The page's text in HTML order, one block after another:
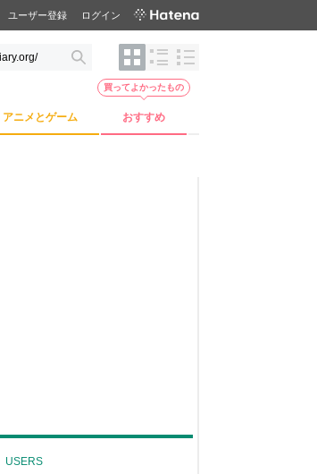
ユーザー登録 ログイン
アニメとゲーム おすすめ
買ってよかったもの
USERS